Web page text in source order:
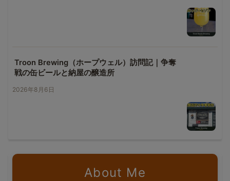
Troon Brewing（ホープウェル）訪問記｜争奪
戦の缶ビールと納屋の醸造所
2026年8月6日
About Me